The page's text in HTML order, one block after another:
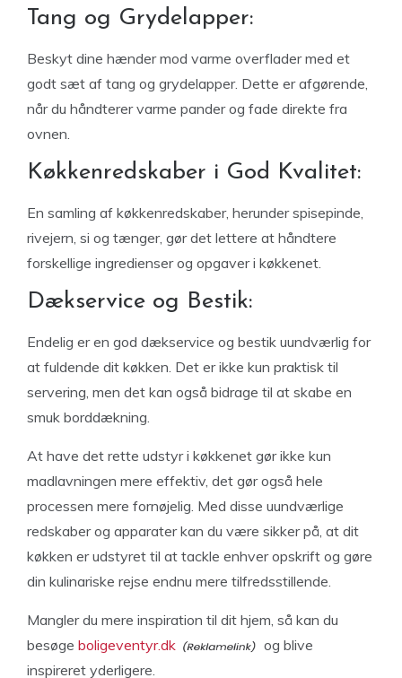
Tang og Grydelapper:
Beskyt dine hænder mod varme overflader med et
godt sæt af tang og grydelapper. Dette er afgørende,
når du håndterer varme pander og fade direkte fra
ovnen.
Køkkenredskaber i God Kvalitet:
En samling af køkkenredskaber, herunder spisepinde,
rivejern, si og tænger, gør det lettere at håndtere
forskellige ingredienser og opgaver i køkkenet.
Dækservice og Bestik:
Endelig er en god dækservice og bestik uundværlig for
at fuldende dit køkken. Det er ikke kun praktisk til
servering, men det kan også bidrage til at skabe en
smuk borddækning.
At have det rette udstyr i køkkenet gør ikke kun
madlavningen mere effektiv, det gør også hele
processen mere fornøjelig. Med disse uundværlige
redskaber og apparater kan du være sikker på, at dit
køkken er udstyret til at tackle enhver opskrift og gøre
din kulinariske rejse endnu mere tilfredsstillende.
Mangler du mere inspiration til dit hjem, så kan du
besøge boligeventyr.dk
og blive
inspireret yderligere.